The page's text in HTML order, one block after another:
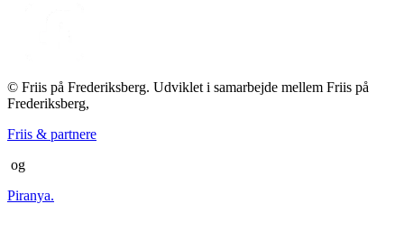
© Friis på Frederiksberg. Udviklet i samarbejde mellem Friis på
Frederiksberg,
Friis & partnere
og
Piranya.